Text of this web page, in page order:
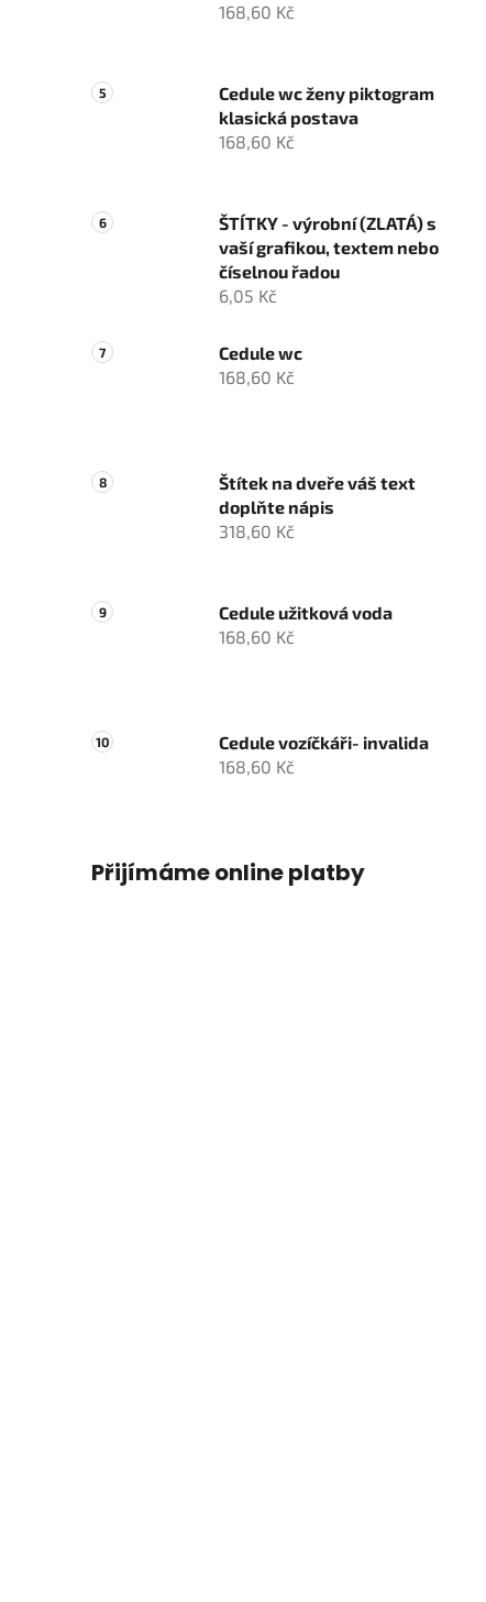
168,60 Kč
Cedule wc ženy piktogram
klasická postava
168,60 Kč
ŠTÍTKY - výrobní (ZLATÁ) s
vaší grafikou, textem nebo
číselnou řadou
6,05 Kč
Cedule wc
168,60 Kč
Štítek na dveře váš text
doplňte nápis
318,60 Kč
Cedule užitková voda
168,60 Kč
Cedule vozíčkáři- invalida
168,60 Kč
Přijímáme online platby